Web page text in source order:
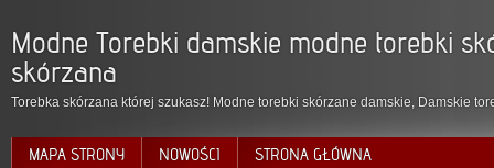
Modne Torebki damskie modne torebki
skórzana
Torebka skórzana której szukasz! Modne torebki skórzane damskie, Damskie
MAPA STRONY NOWOŚCI STRONA GŁÓWNA